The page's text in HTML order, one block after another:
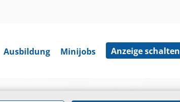
Ausbildung Minijobs Anzeige schalten